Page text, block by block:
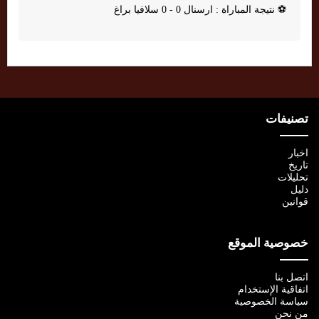
⚽ نتيجة المباراة : ارسنال 0 - 0 سلافيا براغ
تصنيفات
اخبار
تاريخ
تحليلات
دليل
قوانين
خصوصية الموقع
اتصل بنا
اتفاقية الإستخدام
سياسة الخصوصية
من نحن